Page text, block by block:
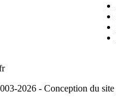
2026 - Conception du site